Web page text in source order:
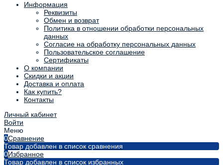
Информация
Реквизиты
Обмен и возврат
Политика в отношении обработки персональных
данных
Согласие на обработку персональных данных
Пользовательское соглашение
Сертификаты
О компании
Скидки и акции
Доставка и оплата
Как купить?
Контакты
Личный кабинет
Войти
Меню
0Сравнение
Товар добавлен в список сравнения
0Избранное
Товар добавлен в список избранных